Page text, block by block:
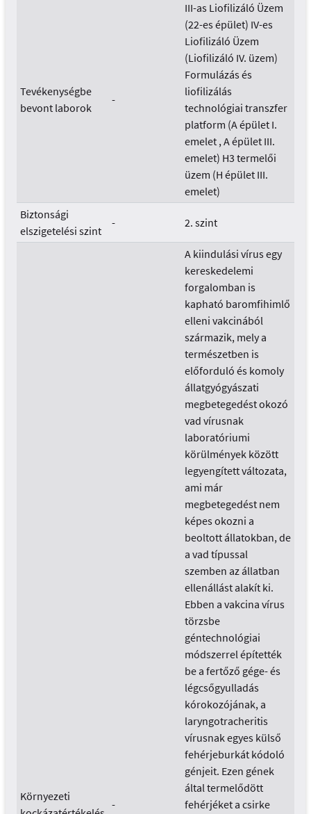
Tevékenységbe
bevont laborok
-
III-as Liofilizáló Üzem
(22-es épület) IV-es
Liofilizáló Üzem
(Liofilizáló IV. üzem)
Formulázás és
liofilizálás
technológiai transzfer
platform (A épület I.
emelet , A épület III.
emelet) H3 termelői
üzem (H épület III.
emelet)
Biztonsági
elszigetelési szint
- 2. szint
Környezeti
-
A kiindulási vírus egy
kereskedelemi
forgalomban is
kapható baromfihimlő
elleni vakcinából
származik, mely a
természetben is
előforduló és komoly
állatgyógyászati
megbetegedést okozó
vad vírusnak
laboratóriumi
körülmények között
legyengített változata,
ami már
megbetegedést nem
képes okozni a
beoltott állatokban, de
a vad típussal
szemben az állatban
ellenállást alakít ki.
Ebben a vakcina vírus
törzsbe
géntechnológiai
módszerrel építették
be a fertőző gége- és
légcsőgyulladás
kórokozójának, a
laryngotracheritis
vírusnak egyes külső
fehérjeburkát kódoló
génjeit. Ezen gének
által termelődött
fehérjéket a csirke